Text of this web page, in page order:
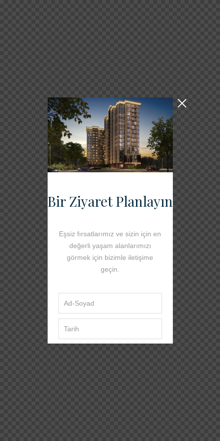
Bir Ziyaret Planlayın
Eşsiz fırsatlarımız ve sizin için en
değerli yaşam alanlarımızı
görmek için bizimle iletişime
geçin.